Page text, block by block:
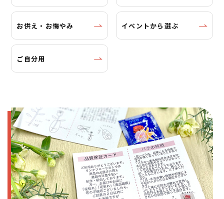
お供え・お悔やみ イベントから選ぶ
ご自分用